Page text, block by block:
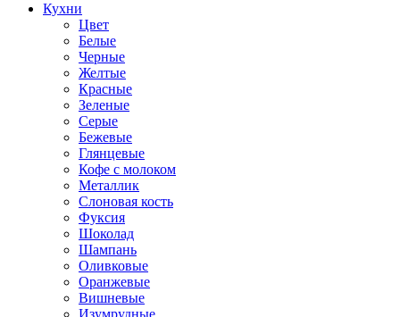
Кухни
Цвет
Белые
Черные
Желтые
Красные
Зеленые
Серые
Бежевые
Глянцевые
Кофе с молоком
Металлик
Слоновая кость
Фуксия
Шоколад
Шампань
Оливковые
Оранжевые
Вишневые
Изумрудные